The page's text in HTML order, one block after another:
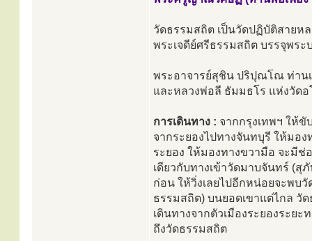
วัดธรรมสถิต เป็นวัดปฏิบัติสายห
พระเจดีย์ศรีธรรมสถิต บรรจุพร
พระอาจารย์สุชิน ปริปุณโณ ท่าน
และหลวงพ่อลี ธัมมธโร แห่งวัดอ
การเดินทาง : จากกรุงเทพฯ ให้
จากระยองไปทางจันทบุรี ให้มอ
ระยอง ให้มองทางขวามือ จะมีช่
เดียวกับทางเข้าวัดมาบจันทร์ (สุ
ก่อน ให้วิ่งเลยไปอีกหน่อยจะพบ
ธรรมสถิต) บนยอดเขาแต่ไกล วั
เดินทางจากตัวเมืองระยองระยะ
ถึงวัดธรรมสถิต